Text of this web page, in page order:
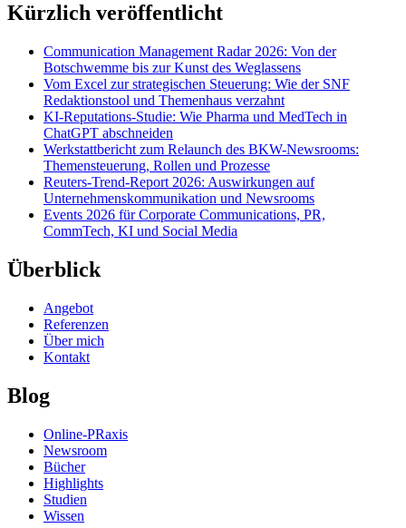
Kürzlich veröffentlicht
Communication Management Radar 2026: Von der
Botschwemme bis zur Kunst des Weglassens
Vom Excel zur strategischen Steuerung: Wie der SNF
Redaktionstool und Themenhaus verzahnt
KI-Reputations-Studie: Wie Pharma und MedTech in
ChatGPT abschneiden
Werkstattbericht zum Relaunch des BKW-Newsrooms:
Themensteuerung, Rollen und Prozesse
Reuters-Trend-Report 2026: Auswirkungen auf
Unternehmenskommunikation und Newsrooms
Events 2026 für Corporate Communications, PR,
CommTech, KI und Social Media
Überblick
Angebot
Referenzen
Über mich
Kontakt
Blog
Online-PRaxis
Newsroom
Bücher
Highlights
Studien
Wissen